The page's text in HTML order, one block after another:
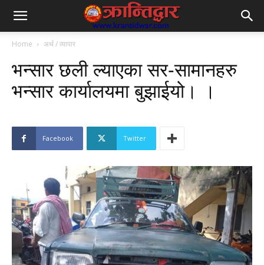
Home अर्थ / व्यापार
भन्सार छली ल्याएका सर-सामानहरु
भन्सार कार्यालयमा बुझाईयो। ।
Facebook Twitter